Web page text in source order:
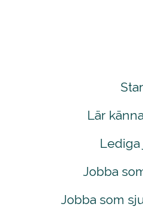
Lär
Jobba
Jobba som